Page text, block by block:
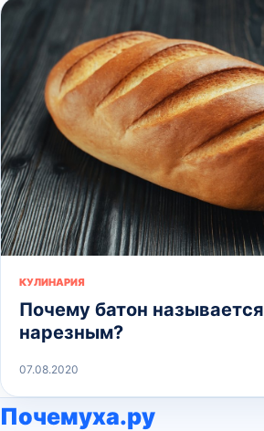
КУЛИНАРИЯ
Почему батон называется
нарезным?
07.08.2020
Почемуха.ру